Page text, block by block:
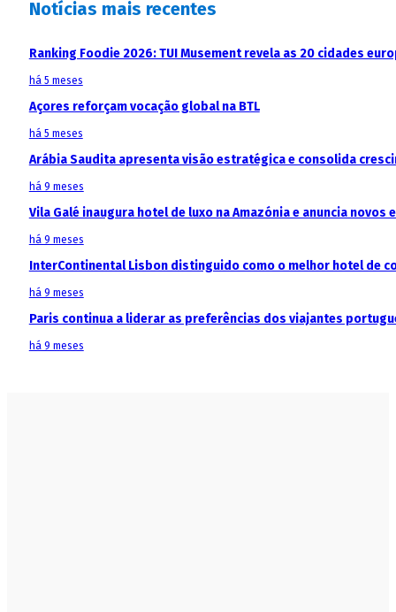
Notícias mais recentes
Ranking Foodie 2026: TUI Musement revela as 20 cidades
há 5 meses
Açores reforçam vocação global na BTL
há 5 meses
Arábia Saudita apresenta visão estratégica e consolida
há 9 meses
Vila Galé inaugura hotel de luxo na Amazónia e anuncia
há 9 meses
InterContinental Lisbon distinguido como o melhor hotel de
há 9 meses
Paris continua a liderar as preferências dos viajantes
há 9 meses